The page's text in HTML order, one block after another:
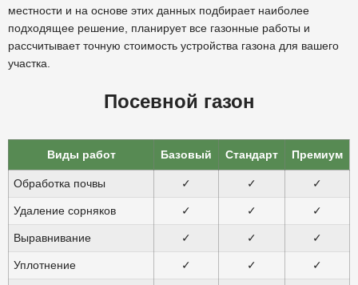
местности и на основе этих данных подбирает наиболее
подходящее решение, планирует все газонные работы и
рассчитывает точную стоимость устройства газона для вашего
участка.
Посевной газон
Виды работ Базовый Стандарт Премиум
Обработка почвы ✓ ✓ ✓
Удаление сорняков ✓ ✓ ✓
Выравнивание ✓ ✓ ✓
Уплотнение ✓ ✓ ✓